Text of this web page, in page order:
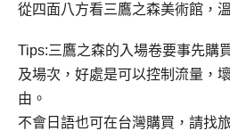
從四面八方看三鷹之森美術館，
Tips:三鷹之森的入場卷要事先購
及場次，好處是可以控制流量，
由。
不會日語也可在台灣購買，請找